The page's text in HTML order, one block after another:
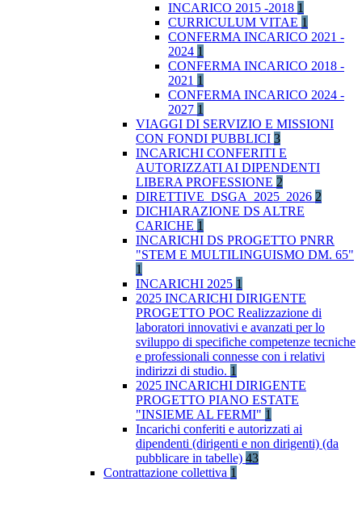
INCARICO 2015 -2018 1
CURRICULUM VITAE 1
CONFERMA INCARICO 2021 -
2024 1
CONFERMA INCARICO 2018 -
2021 1
CONFERMA INCARICO 2024 -
2027 1
VIAGGI DI SERVIZIO E MISSIONI
CON FONDI PUBBLICI 3
INCARICHI CONFERITI E
AUTORIZZATI AI DIPENDENTI
LIBERA PROFESSIONE 2
DIRETTIVE_DSGA_2025_2026 2
DICHIARAZIONE DS ALTRE
CARICHE 1
INCARICHI DS PROGETTO PNRR
"STEM E MULTILINGUISMO DM. 65"
1
INCARICHI 2025 1
2025 INCARICHI DIRIGENTE
PROGETTO POC Realizzazione di
laboratori innovativi e avanzati per lo
sviluppo di specifiche competenze tecniche
e professionali connesse con i relativi
indirizzi di studio. 1
2025 INCARICHI DIRIGENTE
PROGETTO PIANO ESTATE
"INSIEME AL FERMI" 1
Incarichi conferiti e autorizzati ai
dipendenti (dirigenti e non dirigenti) (da
pubblicare in tabelle) 43
Contrattazione collettiva 1